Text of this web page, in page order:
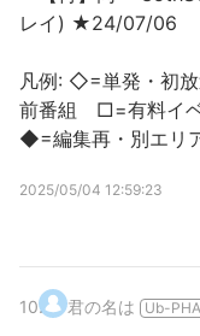
レイ) ★24/07/06
凡例: ◇=単発・初
前番組 □=有料イ
◆=編集再・別エリ
2025/05/04 12:59:23
10. 君の名は Ub-